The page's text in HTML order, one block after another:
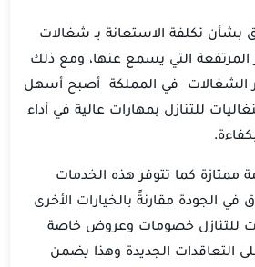
بشأن تكلفة الاستعانة بـ شغالات
المرتفعة التي يسمع عنها، ومع ذلك
الشغالات في المملكة أصبح أسهل
للتنازل بمهارات عالية في أداء
ممتازة كما تتوفر هذه الخدمات
في الجودة مقارنةً بالخيارات الأخرى
للتنازل خصومات وعروض خاصة
التعاقدات الجديدة وهذا يضمن